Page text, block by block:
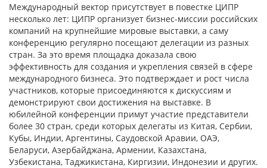
Международный вектор присутствует в повестке ЦИПР
несколько лет: ЦИПР организует бизнес-миссии российских
компаний на крупнейшие мировые выставки, а саму
конференцию регулярно посещают делегации из разных
стран. За это время площадка доказала свою
эффективность для создания и укрепления связей в сфере
международного бизнеса. Это подтверждает и рост числа
участников, которые присоединяются к дискуссиям и
демонстрируют свои достижения на выставке. В
юбилейной конференции примут участие представители
более 30 стран, среди которых делегаты из Китая, Сербии,
Кубы, Индии, Аргентины, Саудовской Аравии, ОАЭ,
Беларуси, Азербайджана, Армении, Казахстана,
Узбекистана, Таджикистана, Киргизии, Индонезии и других.